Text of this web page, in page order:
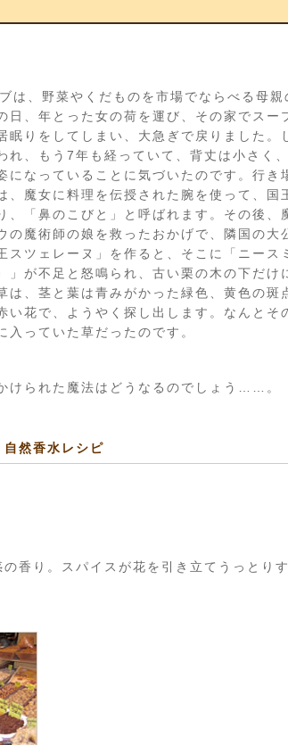
は、野菜やくだものを市場でならべる母親
日、年とった女の荷を運び、その家でスー
眠りをしてしまい、大急ぎで戻りました。
れ、もう7年も経っていて、背丈は小さく
になっていることに気づいたのです。行き
、魔女に料理を伝授された腕を使って、国
、「鼻のこびと」と呼ばれます。その後、
の魔術師の娘を救ったおかげで、隣国の大
スツェレーヌ」を作ると、そこに「ニース
」が不足と怒鳴られ、古い栗の木の下だけ
は、茎と葉は青みがかった緑色、黄色の斑
い花で、ようやく探し出します。なんとそ
入っていた草だったのです。
けられた魔法はどうなるのでしょう……。
自然香水レシピ
香り。スパイスが花を引き立てうっとり